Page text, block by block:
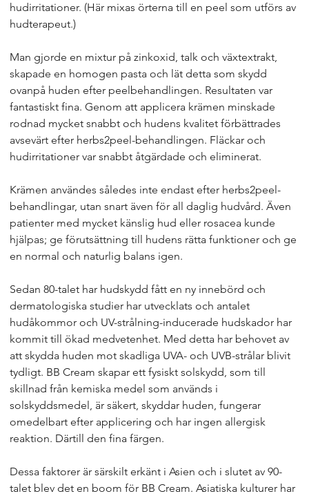
hudirritationer. (Här mixas örterna till en peel som utförs av
hudterapeut.)
Man gjorde en mixtur på zinkoxid, talk och växtextrakt,
skapade en homogen pasta och lät detta som skydd
ovanpå huden efter peelbehandlingen. Resultaten var
fantastiskt fina. Genom att applicera krämen minskade
rodnad mycket snabbt och hudens kvalitet förbättrades
avsevärt efter herbs2peel-behandlingen. Fläckar och
hudirritationer var snabbt åtgärdade och eliminerat.
Krämen användes således inte endast efter herbs2peel-
behandlingar, utan snart även för all daglig hudvård. Även
patienter med mycket känslig hud eller rosacea kunde
hjälpas; ge förutsättning till hudens rätta funktioner och ge
en normal och naturlig balans igen.
Sedan 80-talet har hudskydd fått en ny innebörd och
dermatologiska studier har utvecklats och antalet
hudåkommor och UV-strålning-inducerade hudskador har
kommit till ökad medvetenhet. Med detta har behovet av
att skydda huden mot skadliga UVA- och UVB-strålar blivit
tydligt. BB Cream skapar ett fysiskt solskydd, som till
skillnad från kemiska medel som används i
solskyddsmedel, är säkert, skyddar huden, fungerar
omedelbart efter applicering och har ingen allergisk
reaktion. Därtill den fina färgen.
Dessa faktorer är särskilt erkänt i Asien och i slutet av 90-
talet blev det en boom för BB Cream. Asiatiska kulturer har